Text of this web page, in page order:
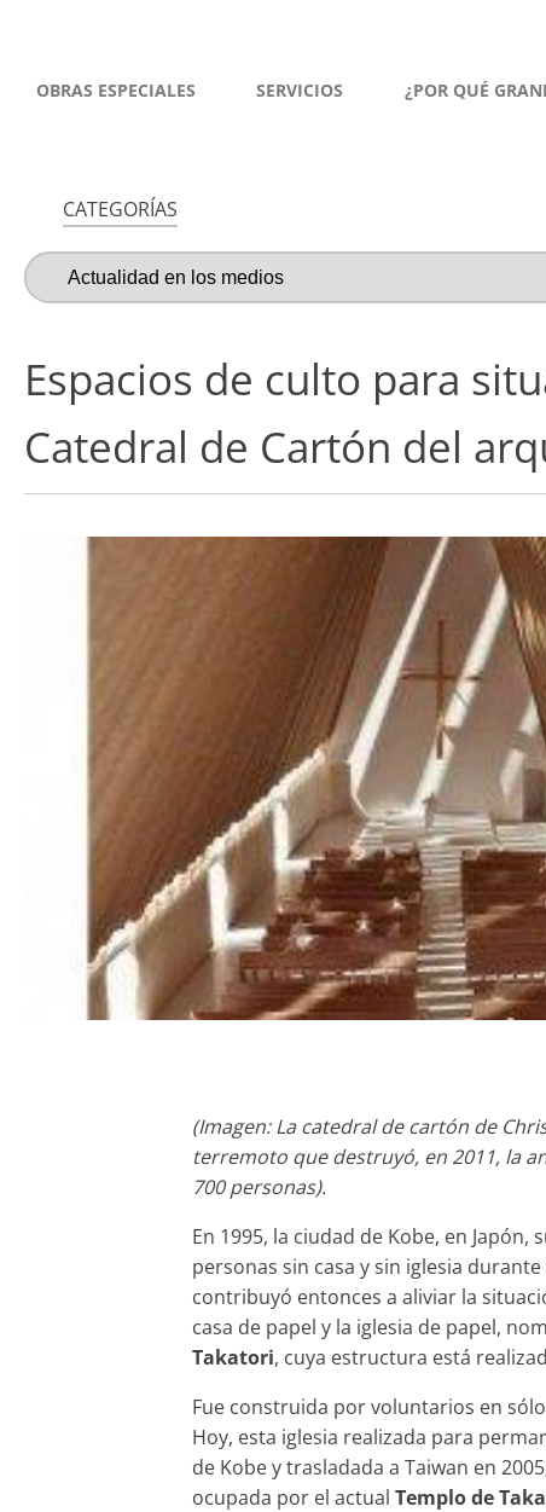
OBRAS ESPECIALES SERVICIOS ¿POR QUÉ
CATEGORÍAS
Espacios de culto para
Catedral de Cartón del
(Imagen: La catedral de cartón de
terremoto que destruyó, en 2011, la
700 personas).
En 1995, la ciudad de Kobe, en
personas sin casa y sin iglesia
contribuyó entonces a aliviar la
casa de papel y la iglesia de papel,
Takatori, cuya estructura está
Fue construida por voluntarios en
Hoy, esta iglesia realizada para
de Kobe y trasladada a Taiwan en
ocupada por el actual Templo de